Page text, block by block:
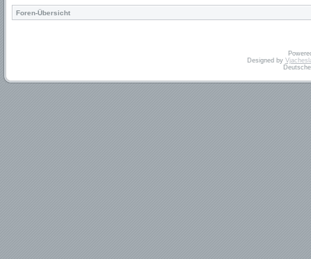
Foren-Übersicht
Designed by